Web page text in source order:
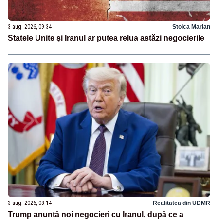
3 aug. 2026, 09:34 Stoica Marian
Statele Unite şi Iranul ar putea relua astăzi negocierile
3 aug. 2026, 08:14 Realitatea din UDMR
Trump anunță noi negocieri cu Iranul, după ce a